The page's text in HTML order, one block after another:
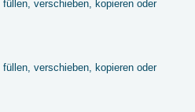
verschieben, kopieren oder
verschieben, kopieren oder